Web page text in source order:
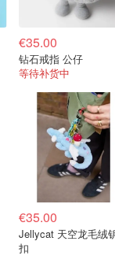
€35.00
钻石戒指 公仔
等待补货中
€35.00
Jellycat 天空龙毛绒
扣